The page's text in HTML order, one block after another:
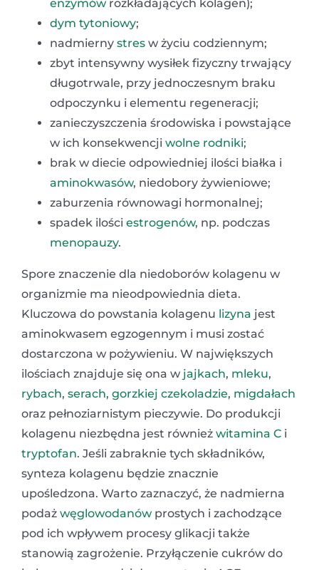
enzymów rozkładających kolagen);
dym tytoniowy;
nadmierny stres w życiu codziennym;
zbyt intensywny wysiłek fizyczny trwający
długotrwale, przy jednoczesnym braku
odpoczynku i elementu regeneracji;
zanieczyszczenia środowiska i powstające
w ich konsekwencji wolne rodniki;
brak w diecie odpowiedniej ilości białka i
aminokwasów, niedobory żywieniowe;
zaburzenia równowagi hormonalnej;
spadek ilości estrogenów, np. podczas
menopauzy.
Spore znaczenie dla niedoborów kolagenu w
organizmie ma nieodpowiednia dieta.
Kluczowa do powstania kolagenu lizyna jest
aminokwasem egzogennym i musi zostać
dostarczona w pożywieniu. W największych
ilościach znajduje się ona w jajkach, mleku,
rybach, serach, gorzkiej czekoladzie, migdałach
oraz pełnoziarnistym pieczywie. Do produkcji
kolagenu niezbędna jest również witamina C i
tryptofan. Jeśli zabraknie tych składników,
synteza kolagenu będzie znacznie
upośledzona. Warto zaznaczyć, że nadmierna
podaż węglowodanów prostych i zachodzące
pod ich wpływem procesy glikacji także
stanowią zagrożenie. Przyłączenie cukrów do